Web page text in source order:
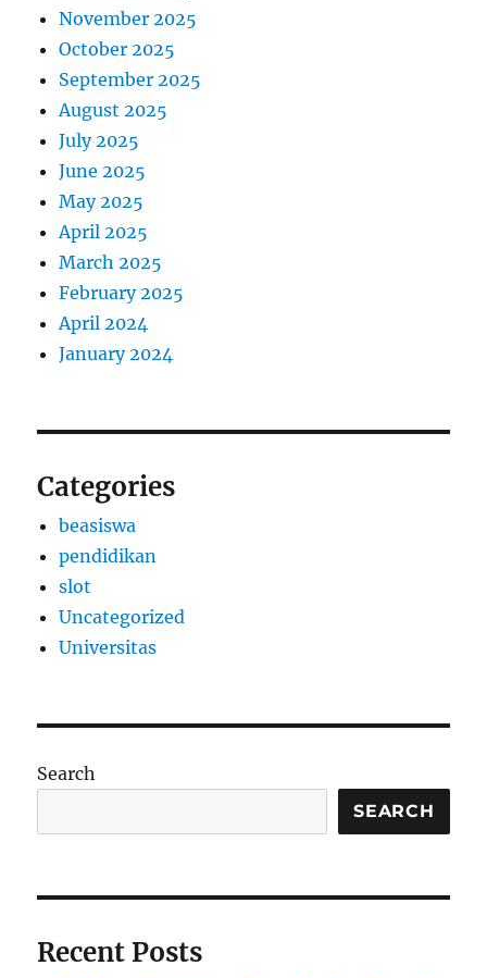
November 2025
October 2025
September 2025
August 2025
July 2025
June 2025
May 2025
April 2025
March 2025
February 2025
April 2024
January 2024
Categories
beasiswa
pendidikan
slot
Uncategorized
Universitas
Search
SEARCH
Recent Posts